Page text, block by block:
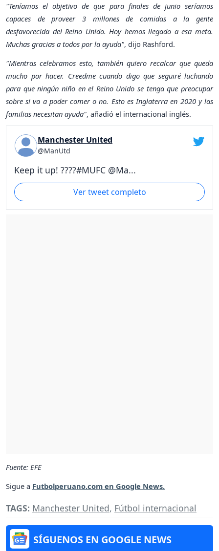
"Teníamos el objetivo de que para finales de junio seríamos
capaces de proveer 3 millones de comidas a la gente
desfavorecida del Reino Unido. Hoy hemos llegado a esa meta.
Muchas gracias a todos por la ayuda", dijo Rashford.
"Mientras celebramos esto, también quiero recalcar que queda
mucho por hacer. Creedme cuando digo que seguiré luchando
para que ningún niño en el Reino Unido se tenga que preocupar
sobre si va a poder comer o no. Esto es Inglaterra en 2020 y las
familias necesitan ayuda", añadió el internacional inglés.
Manchester United
@ManUtd
Keep it up! ????#MUFC @Ma...
Ver tweet completo
Fuente: EFE
Sigue a Futbolperuano.com en Google News.
TAGS: Manchester United, Fútbol internacional
SÍGUENOS EN GOOGLE NEWS